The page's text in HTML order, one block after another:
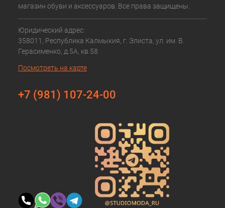
магазин обуви и аксессуаров. Все права защищены.
Юридический адрес:
358011, Республика Калмыкия, г. Элиста, ул. им. В.
Герасименко, д.5А, кв.58
Посмотреть на карте
+7 (981) 107-24-00